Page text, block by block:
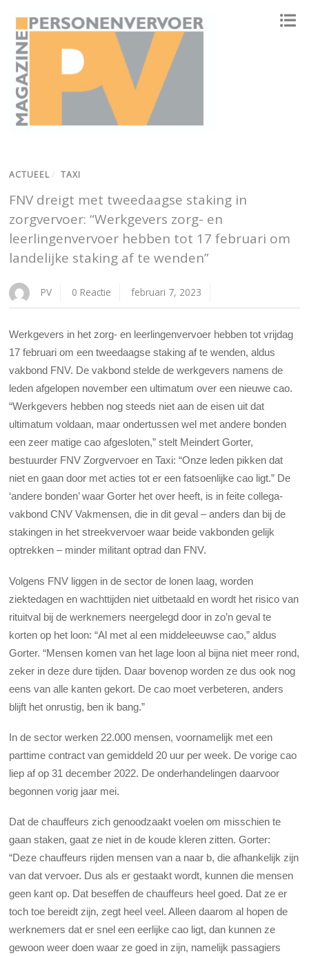
ACTUEEL / TAXI
FNV dreigt met tweedaagse staking in
zorgvervoer: “Werkgevers zorg- en
leerlingenvervoer hebben tot 17 februari om
landelijke staking af te wenden”
PV 0 Reactie februari 7, 2023
Werkgevers in het zorg- en leerlingenvervoer hebben tot vrijdag
17 februari om een tweedaagse staking af te wenden, aldus
vakbond FNV. De vakbond stelde de werkgevers namens de
leden afgelopen november een ultimatum over een nieuwe cao.
“Werkgevers hebben nog steeds niet aan de eisen uit dat
ultimatum voldaan, maar ondertussen wel met andere bonden
een zeer matige cao afgesloten,” stelt Meindert Gorter,
bestuurder FNV Zorgvervoer en Taxi: “Onze leden pikken dat
niet en gaan door met acties tot er een fatsoenlijke cao ligt.” De
‘andere bonden’ waar Gorter het over heeft, is in feite collega-
vakbond CNV Vakmensen, die in dit geval – anders dan bij de
stakingen in het streekvervoer waar beide vakbonden gelijk
optrekken – minder militant optrad dan FNV.
Volgens FNV liggen in de sector de lonen laag, worden
ziektedagen en wachttijden niet uitbetaald en wordt het risico van
rituitval bij de werknemers neergelegd door in zo’n geval te
korten op het loon: “Al met al een middeleeuwse cao,” aldus
Gorter. “Mensen komen van het lage loon al bijna niet meer rond,
zeker in deze dure tijden. Daar bovenop worden ze dus ook nog
eens van alle kanten gekort. De cao moet verbeteren, anders
blijft het onrustig, ben ik bang.”
In de sector werken 22.000 mensen, voornamelijk met een
parttime contract van gemiddeld 20 uur per week. De vorige cao
liep af op 31 december 2022. De onderhandelingen daarvoor
begonnen vorig jaar mei.
Dat de chauffeurs zich genoodzaakt voelen om misschien te
gaan staken, gaat ze niet in de koude kleren zitten. Gorter:
“Deze chauffeurs rijden mensen van a naar b, die afhankelijk zijn
van dat vervoer. Dus als er gestaakt wordt, kunnen die mensen
geen kant op. Dat beseffen de chauffeurs heel goed. Dat ze er
toch toe bereidt zijn, zegt heel veel. Alleen daarom al hopen de
werknemers dat er snel een eerlijke cao ligt, dan kunnen ze
gewoon weer doen waar ze goed in zijn, namelijk passagiers